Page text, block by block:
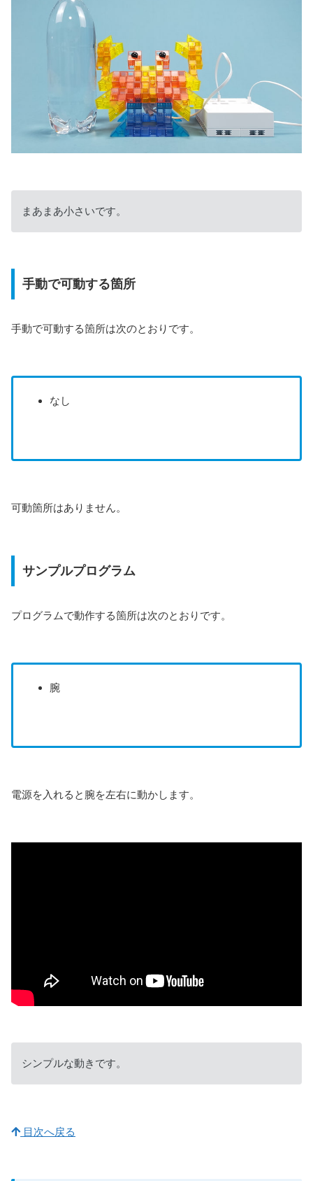
まあまあ小さいです。
手動で可動する箇所
手動で可動する箇所は次のとおりです。
なし
可動箇所はありません。
サンプルプログラム
プログラムで動作する箇所は次のとおりです。
腕
電源を入れると腕を左右に動かします。
シンプルな動きです。
目次へ戻る